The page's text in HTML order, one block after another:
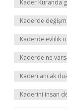
Kader Kuranda
Kaderde
Kaderde evlilik
Kaderde ne
Kaderi ancak
Kaderini insan